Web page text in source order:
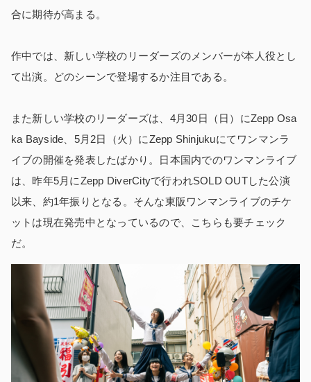
合に期待が高まる。
作中では、新しい学校のリーダーズのメンバーが本人役とし
て出演。どのシーンで登場するか注目である。
また新しい学校のリーダーズは、4月30日（日）にZepp Osa
ka Bayside、5月2日（火）にZepp Shinjukuにてワンマンラ
イブの開催を発表したばかり。日本国内でのワンマンライブ
は、昨年5月にZepp DiverCityで行われSOLD OUTした公演
以来、約1年振りとなる。そんな東阪ワンマンライブのチケ
ットは現在発売中となっているので、こちらも要チェック
だ。